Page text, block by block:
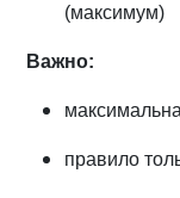
(максимум)
Важно:
правило